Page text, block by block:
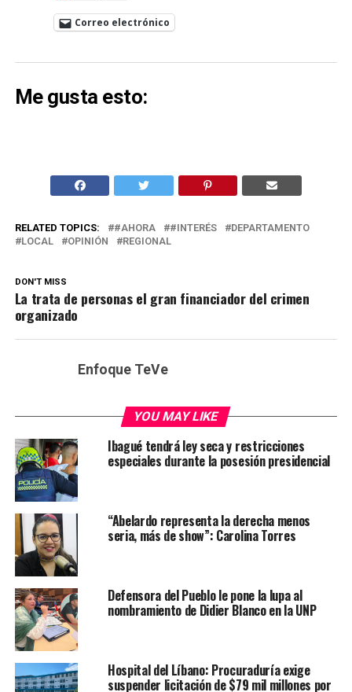
Correo electrónico
Me gusta esto:
RELATED TOPICS: #AHORA #INTERÉS
DEPARTAMENTO
LOCAL
OPINIÓN REGIONAL
DON'T MISS
La trata de personas el gran financiador del crimen
organizado
Enfoque TeVe
YOU MAY LIKE
Ibagué tendrá ley seca y restricciones
especiales durante la posesión presidencial
“Abelardo representa la derecha menos
seria, más de show”: Carolina Torres
Defensora del Pueblo le pone la lupa al
nombramiento de Didier Blanco en la UNP
Hospital del Líbano: Procuraduría exige
suspender licitación de $79 mil millones por